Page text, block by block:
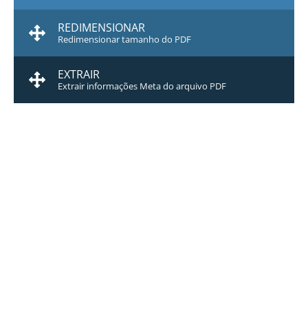
REDIMENSIONAR
Redimensionar tamanho do PDF
EXTRAIR
Extrair informações Meta do arquivo PDF